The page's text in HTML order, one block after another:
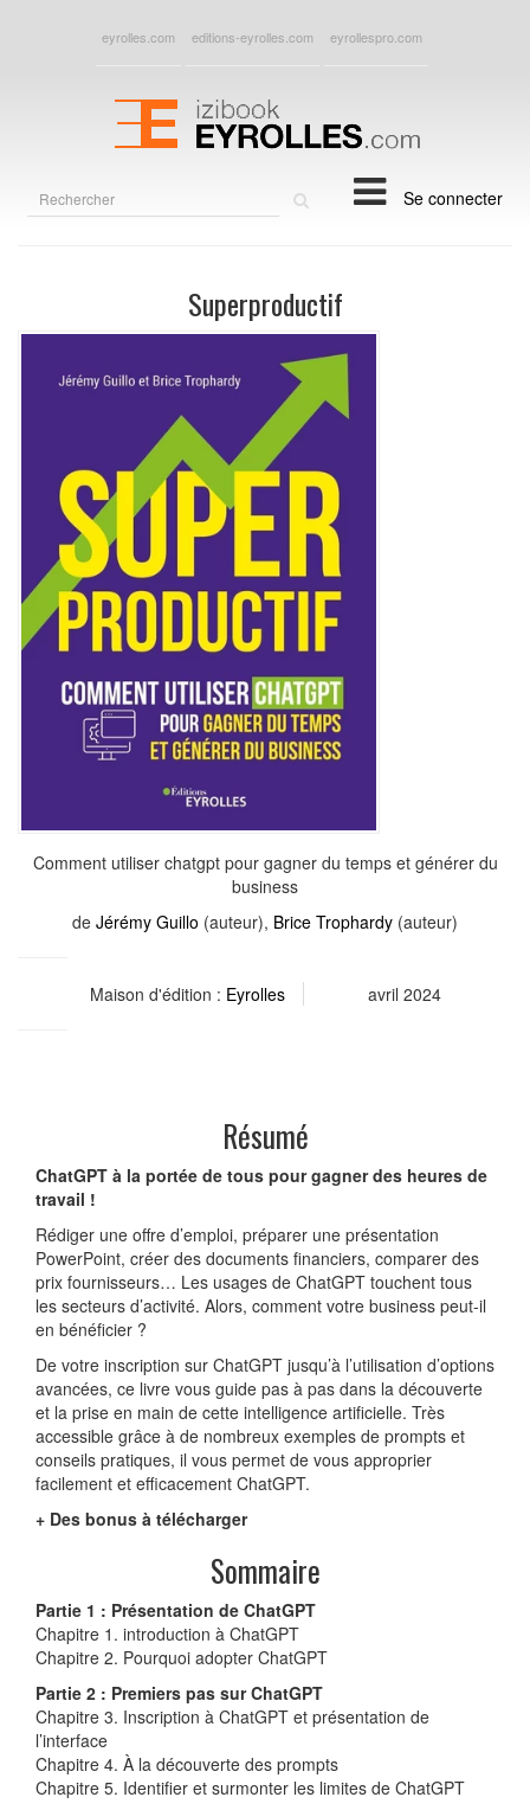
eyrolles.com editions-eyrolles.com eyrollespro.com
Se connecter
Superproductif
Comment utiliser chatgpt pour gagner du temps et générer du
business
de Jérémy Guillo (auteur), Brice Trophardy (auteur)
Maison d'édition : Eyrolles avril 2024
Résumé
ChatGPT à la portée de tous pour gagner des heures de
travail !
Rédiger une offre d’emploi, préparer une présentation
PowerPoint, créer des documents financiers, comparer des
prix fournisseurs… Les usages de ChatGPT touchent tous
les secteurs d’activité. Alors, comment votre business peut-il
en bénéficier ?
De votre inscription sur ChatGPT jusqu’à l’utilisation d’options
avancées, ce livre vous guide pas à pas dans la découverte
et la prise en main de cette intelligence artificielle. Très
accessible grâce à de nombreux exemples de prompts et
conseils pratiques, il vous permet de vous approprier
facilement et efficacement ChatGPT.
+ Des bonus à télécharger
Sommaire
Partie 1 : Présentation de ChatGPT
Chapitre 1. introduction à ChatGPT
Chapitre 2. Pourquoi adopter ChatGPT
Partie 2 : Premiers pas sur ChatGPT
Chapitre 3. Inscription à ChatGPT et présentation de
l’interface
Chapitre 4. À la découverte des prompts
Chapitre 5. Identifier et surmonter les limites de ChatGPT